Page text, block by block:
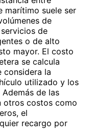
marítimo suele ser
de
de
o de alto
mayor. El costo
se calcula
considera la
utilizado y los
de las
otros costos como
el
recargo por